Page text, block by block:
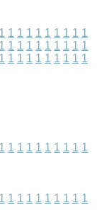
1 1 1 1 1 1 1 1 1 1
1 1 1 1 1 1 1 1 1 1
1 1 1 1 1 1 1 1 1 1
1 1 1 1 1 1 1 1 1 1
1 1 1 1 1 1 1 1 1 1